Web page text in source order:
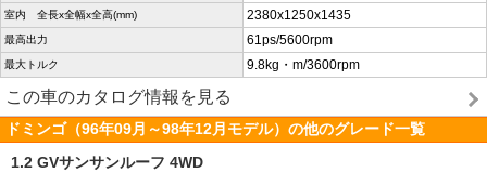
室内 全長x全幅x全高(mm) 2380x1250x1435
最高出力 61ps/5600rpm
最大トルク 9.8kg・m/3600rpm
この車のカタログ情報を見る
ドミンゴ（96年09月～98年12月モデル）の他のグレード一覧
1.2 GVサンサンルーフ 4WD